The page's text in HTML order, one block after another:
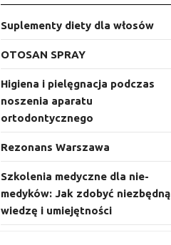
Suplementy diety dla włosów
OTOSAN SPRAY
Higiena i pielęgnacja podczas
noszenia aparatu
ortodontycznego
Rezonans Warszawa
Szkolenia medyczne dla nie-
medyków: Jak zdobyć niezbędną
wiedzę i umiejętności